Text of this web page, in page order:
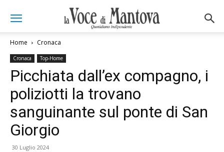
Home Cronaca
Cronaca Top-Home
Picchiata dall’ex compagno, i
poliziotti la trovano
sanguinante sul ponte di San
Giorgio
30 Luglio 2024